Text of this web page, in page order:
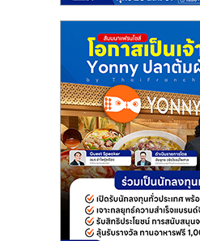
ปรึกษา
การ
ลงทุน
และ
ขยาย